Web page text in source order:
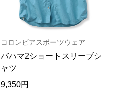
コロンビアスポーツウェア
バハマ2ショートスリーブシ
ャツ
9,350円